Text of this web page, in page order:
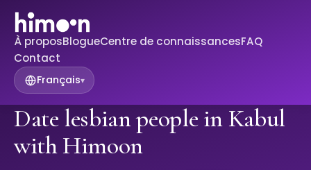
À proposBlogueCentre de connaissancesFAQ
Contact
Français▾
Date lesbian people in Kabul
with Himoon